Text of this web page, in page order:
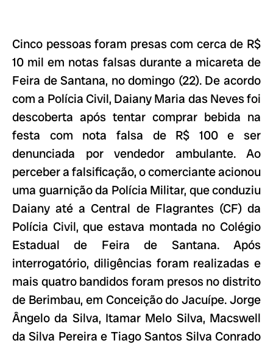
Cinco pessoas foram presas com cerca de R$
10 mil em notas falsas durante a micareta de
Feira de Santana, no domingo (22). De acordo
com a Polícia Civil, Daiany Maria das Neves foi
descoberta após tentar comprar bebida na
festa com nota falsa de R$ 100 e ser
denunciada por vendedor ambulante. Ao
perceber a falsificação, o comerciante acionou
uma guarnição da Polícia Militar, que conduziu
Daiany até a Central de Flagrantes (CF) da
Polícia Civil, que estava montada no Colégio
Estadual de Feira de Santana. Após
interrogatório, diligências foram realizadas e
mais quatro bandidos foram presos no distrito
de Berimbau, em Conceição do Jacuípe. Jorge
Ângelo da Silva, Itamar Melo Silva, Macswell
da Silva Pereira e Tiago Santos Silva Conrado